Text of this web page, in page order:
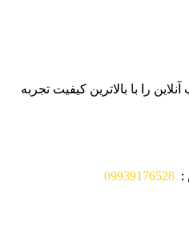
را با بالاترین کیفیت تجربه
:
09939176528